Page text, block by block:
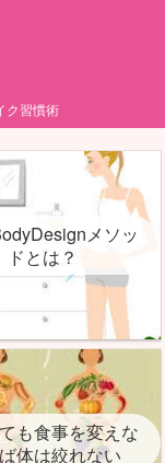
ク習慣術
メソッ
ドとは？
も食事を変えな
体は絞れない